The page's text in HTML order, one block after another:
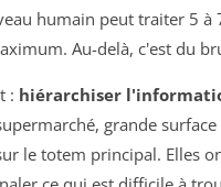
humain peut traiter 5 à
Au-delà, c'est du
: hiérarchiser
grande surface
le totem principal. Elles